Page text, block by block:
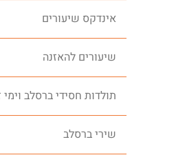
אינדקס שיעורים
שיעורים להאזנה
תולדות חסידי ברסלב וימי
שירי ברסלב